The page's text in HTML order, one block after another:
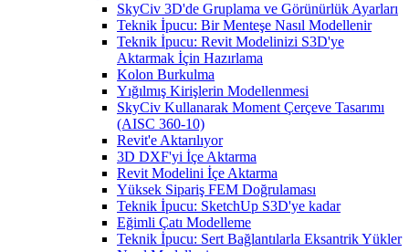
SkyCiv 3D'de Gruplama ve Görünürlük Ayarları
Teknik İpucu: Bir Menteşe Nasıl Modellenir
Teknik İpucu: Revit Modelinizi S3D'ye
Aktarmak İçin Hazırlama
Kolon Burkulma
Yığılmış Kirişlerin Modellenmesi
SkyCiv Kullanarak Moment Çerçeve Tasarımı
(AISC 360-10)
Revit'e Aktarılıyor
3D DXF'yi İçe Aktarma
Revit Modelini İçe Aktarma
Yüksek Sipariş FEM Doğrulaması
Teknik İpucu: SketchUp S3D'ye kadar
Eğimli Çatı Modelleme
Teknik İpucu: Sert Bağlantılarla Eksantrik Yükler